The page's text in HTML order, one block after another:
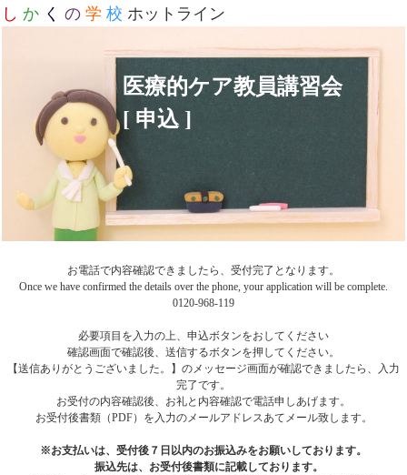
し か く の 学 校 ホットライン
医療的ケア教員講習会
[ 申込 ]
お電話で内容確認できましたら、受付完了となります。
Once we have confirmed the details over the phone, your application will be complete.
0120-968-119
必要項目を入力の上、申込ボタンをおしてください
確認画面で確認後、送信するボタンを押してください。
【送信ありがとうございました。】のメッセージ画面が確認できましたら、入力
完了です。
お受付の内容確認後、お礼と内容確認で電話申しあげます。
お受付後書類（PDF）を入力のメールアドレスあてメール致します。
※お支払いは、受付後７日以内のお振込みをお願いしております。
振込先は、お受付後書類に記載しております。